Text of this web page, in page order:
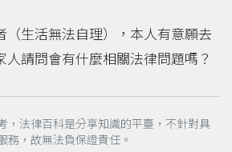
（生活無法自理），本人有意願去
請問會有什麼相關法律問題嗎？
，法律百科是分享知識的平臺，不針對具
務，故無法負保證責任。